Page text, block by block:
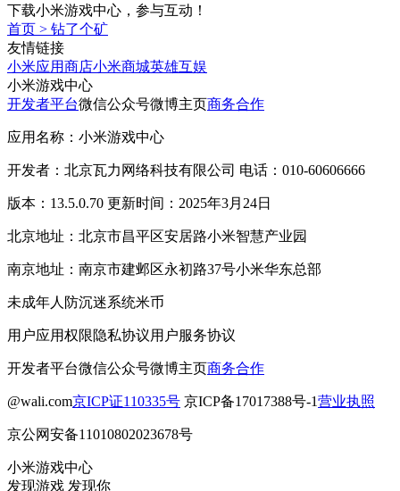
下载小米游戏中心，参与互动！
首页 > 钻了个矿
友情链接
小米应用商店小米商城英雄互娱
小米游戏中心
开发者平台微信公众号微博主页商务合作
应用名称：小米游戏中心
开发者：北京瓦力网络科技有限公司 电话：010-60606666
版本：13.5.0.70 更新时间：2025年3月24日
北京地址：北京市昌平区安居路小米智慧产业园
南京地址：南京市建邺区永初路37号小米华东总部
未成年人防沉迷系统米币
用户应用权限隐私协议用户服务协议
开发者平台微信公众号微博主页商务合作
@wali.com京ICP证110335号 京ICP备17017388号-1营业执照
京公网安备11010802023678号
小米游戏中心
发现游戏 发现你